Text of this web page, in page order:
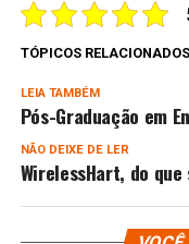
TÓPICOS
LEIA TAMBÉM
Pós-Graduação em
NÃO DEIXE DE LER
WirelessHart, do